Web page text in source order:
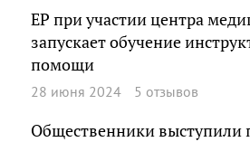
ЕР при участии центра
запускает обучение
помощи
28 июня 2024 5 отзывов
Общественники выступили